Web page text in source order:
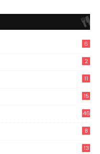
6
2
11
15
46
8
13